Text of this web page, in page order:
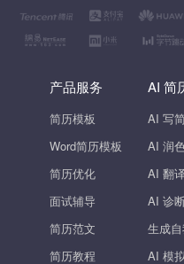
产品服务
简历模板
Word简历模板
简历优化
面试辅导
简历范文
简历教程
AI 简
AI 写
AI 润
AI 翻
AI 诊
生成
AI 模